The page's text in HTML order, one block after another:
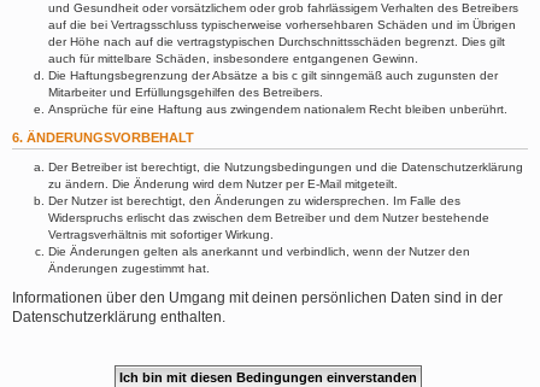
und Gesundheit oder vorsätzlichem oder grob fahrlässigem Verhalten des Betreibers
auf die bei Vertragsschluss typischerweise vorhersehbaren Schäden und im Übrigen
der Höhe nach auf die vertragstypischen Durchschnittsschäden begrenzt. Dies gilt
auch für mittelbare Schäden, insbesondere entgangenen Gewinn.
Die Haftungsbegrenzung der Absätze a bis c gilt sinngemäß auch zugunsten der
Mitarbeiter und Erfüllungsgehilfen des Betreibers.
Ansprüche für eine Haftung aus zwingendem nationalem Recht bleiben unberührt.
6. ÄNDERUNGSVORBEHALT
Der Betreiber ist berechtigt, die Nutzungsbedingungen und die Datenschutzerklärung
zu ändern. Die Änderung wird dem Nutzer per E-Mail mitgeteilt.
Der Nutzer ist berechtigt, den Änderungen zu widersprechen. Im Falle des
Widerspruchs erlischt das zwischen dem Betreiber und dem Nutzer bestehende
Vertragsverhältnis mit sofortiger Wirkung.
Die Änderungen gelten als anerkannt und verbindlich, wenn der Nutzer den
Änderungen zugestimmt hat.
Informationen über den Umgang mit deinen persönlichen Daten sind in der
Datenschutzerklärung enthalten.